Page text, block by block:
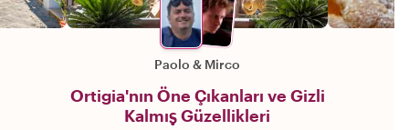
Paolo & Mirco
Ortigia'nın Öne Çıkanları ve Gizli
Kalmış Güzellikleri